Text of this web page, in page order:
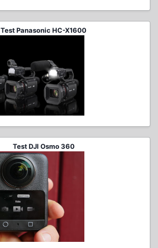
Test Panasonic HC-X1600
Test DJI Osmo 360